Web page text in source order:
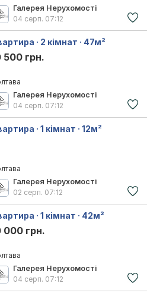
Галерея Нерухомості
04 серп. 07:12
· 2 кімнат · 47м²
500 грн.
Галерея Нерухомості
04 серп. 07:12
· 1 кімнат · 12м²
Галерея Нерухомості
02 серп. 07:12
· 1 кімнат · 42м²
000 грн.
Галерея Нерухомості
04 серп. 07:12